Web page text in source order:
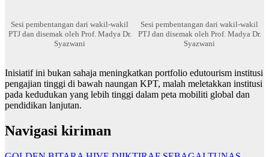
Sesi pembentangan dari wakil-wakil
PTJ dan disemak oleh Prof. Madya Dr.
Syazwani
Sesi pembentangan dari wakil-wakil
PTJ dan disemak oleh Prof. Madya Dr.
Syazwani
Inisiatif ini bukan sahaja meningkatkan portfolio edutourism institusi
pengajian tinggi di bawah naungan KPT, malah meletakkan institusi
pada kedudukan yang lebih tinggi dalam peta mobiliti global dan
pendidikan lanjutan.
Navigasi kiriman